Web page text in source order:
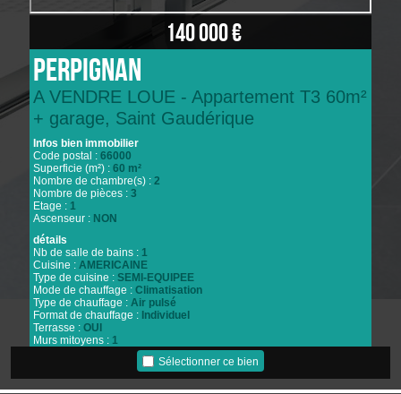
140 000 €
Perpignan
A VENDRE LOUE - Appartement T3 60m²
+ garage, Saint Gaudérique
Infos bien immobilier
Code postal :66000
Superficie (m²) :60 m²
Nombre de chambre(s) :2
Nombre de pièces :3
Etage : 1
Ascenseur : NON
détails
Nb de salle de bains : 1
Cuisine : AMERICAINE
Type de cuisine :SEMI-EQUIPEE
Mode de chauffage :Climatisation
Type de chauffage : Air pulsé
Format de chauffage : Individuel
Terrasse :OUI
Murs mitoyens : 1
1
Informations de copropriété
Sélectionner ce bien